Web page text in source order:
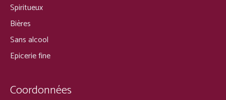
Spiritueux
Bières
Sans alcool
Epicerie fine
Coordonnées